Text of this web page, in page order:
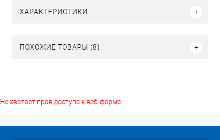
ХАРАКТЕРИСТИКИ
ПОХОЖИЕ ТОВАРЫ (8)
Не хватает прав доступа к веб-форме.